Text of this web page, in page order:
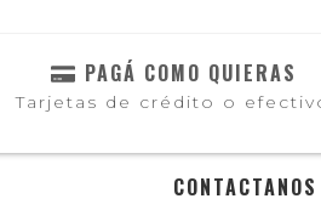
PAGÁ COMO QUIERAS
Tarjetas de crédito o
CONTACTANOS